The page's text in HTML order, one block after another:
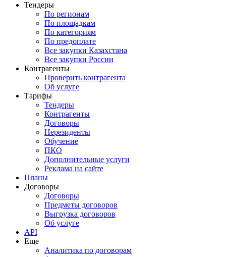
Тендеры
По регионам
По площадкам
По категориям
По предоплате
Все закупки Казахстана
Все закупки России
Контрагенты
Проверить контрагента
Об услуге
Тарифы
Тендеры
Контрагенты
Договоры
Нерезиденты
Обучение
ПКО
Дополнительные услуги
Реклама на сайте
Планы
Договоры
Договоры
Предметы договоров
Выгрузка договоров
Об услуге
API
Еще
Аналитика по договорам